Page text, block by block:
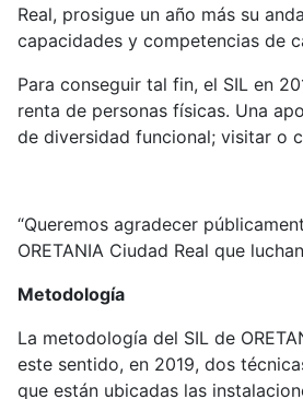
Real, prosigue un año más su
capacidades y competencias de
Para conseguir tal fin, el SIL en
renta de personas físicas. Una
de diversidad funcional; visitar o
“Queremos agradecer
ORETANIA Ciudad Real que
Metodología
La metodología del SIL de
este sentido, en 2019, dos
que están ubicadas las